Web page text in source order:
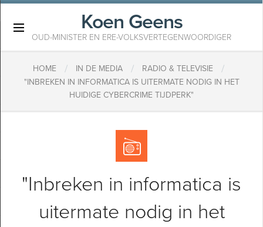
Koen Geens
OUD-MINISTER EN ERE-VOLKSVERTEGENWOORDIGER
HOME / IN DE MEDIA / RADIO & TELEVISIE /
"INBREKEN IN INFORMATICA IS UITERMATE NODIG IN HET
HUIDIGE CYBERCRIME TIJDPERK"
"Inbreken in informatica is
uitermate nodig in het